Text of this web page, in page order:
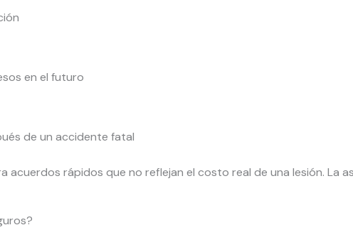
en el futuro
de un accidente fatal
acuerdos rápidos que no reflejan el costo real de una lesión. La